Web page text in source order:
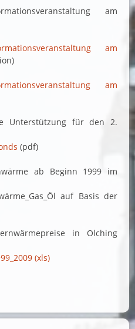
am
am
am
Unterstützung für den 2.
(pdf)
ab Beginn 1999 im
auf Basis der
in Olching
(xls)